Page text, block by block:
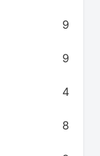
9
9
4
8